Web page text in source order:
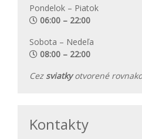
Pondelok – Piatok
06:00 – 22:00
Sobota – Nedeľa
08:00 – 22:00
Cez sviatkyotvorené
Kontakty